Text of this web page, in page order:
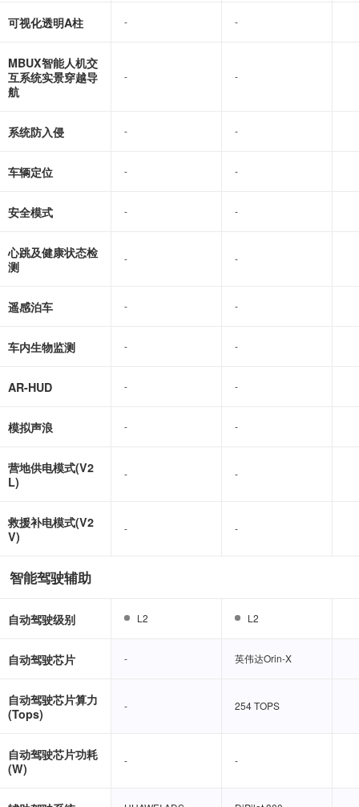
可视化透明A柱 - -
MBUX智能人机交
互系统实景穿越导
航
- -
系统防入侵 - -
车辆定位 - -
安全模式 - -
心跳及健康状态检
测
- -
遥感泊车 - -
车内生物监测 - -
AR-HUD - -
模拟声浪 - -
营地供电模式(V2
L)
- -
救援补电模式(V2
V)
- -
智能驾驶辅助
自动驾驶级别 L2 L2
自动驾驶芯片 - 英伟达Orin-X
自动驾驶芯片算力
(Tops)
- 254 TOPS
自动驾驶芯片功耗
(W)
- -
- -
- -
- -
- -
- -
- -
- -
- -
- -
- -
- -
- -
L2 L2
- 英伟达Orin-X
- 254 TOPS
- -